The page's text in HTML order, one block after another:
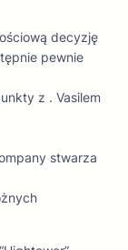
decyzję
pewnie
z . Vasilem
stwarza